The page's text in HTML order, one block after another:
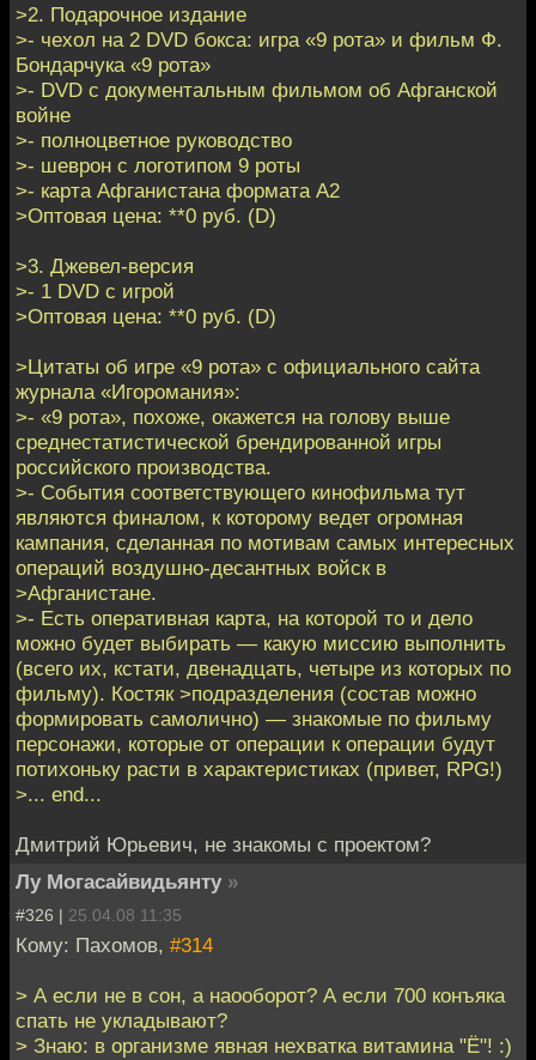
>2. Подарочное издание
>- чехол на 2 DVD бокса: игра «9 рота» и фильм Ф.
Бондарчука «9 рота»
>- DVD с документальным фильмом об Афганской
войне
>- полноцветное руководство
>- шеврон с логотипом 9 роты
>- карта Афганистана формата А2
>Оптовая цена: **0 руб. (D)
>3. Джевел-версия
>- 1 DVD с игрой
>Оптовая цена: **0 руб. (D)
>Цитаты об игре «9 рота» с официального сайта
журнала «Игоромания»:
>- «9 рота», похоже, окажется на голову выше
среднестатистической брендированной игры
российского производства.
>- События соответствующего кинофильма тут
являются финалом, к которому ведет огромная
кампания, сделанная по мотивам самых интересных
операций воздушно-десантных войск в
>Афганистане.
>- Есть оперативная карта, на которой то и дело
можно будет выбирать — какую миссию выполнить
(всего их, кстати, двенадцать, четыре из которых по
фильму). Костяк >подразделения (состав можно
формировать самолично) — знакомые по фильму
персонажи, которые от операции к операции будут
потихоньку расти в характеристиках (привет, RPG!)
>... end...
Дмитрий Юрьевич, не знакомы с проектом?
Лу Могасайвидьянту »
#326 | 25.04.08 11:35
Кому: Пахомов, #314
> А если не в сон, а наооборот? А если 700 конъяка
спать не укладывают?
> Знаю: в организме явная нехватка витамина "Ё"! :)